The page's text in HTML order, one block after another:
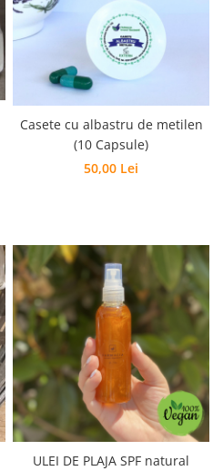
Casete cu albastru de metilen
(10 Capsule)
50,00 Lei
ULEI DE PLAJA SPF natural